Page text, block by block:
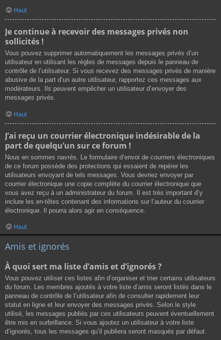
Haut
Je continue à recevoir des messages privés non
sollicités !
Vous pouvez supprimer automatiquement les messages privés d’un
utilisateur en utilisant les règles de messages depuis le panneau de
contrôle de l’utilisateur. Si vous recevez des messages privés de manière
abusive de la part d’un autre utilisateur, rapportez ces messages aux
modérateurs. Ils peuvent empêcher un utilisateur d’envoyer des
messages privés.
Haut
J’ai reçu un courrier électronique indésirable de la
part de quelqu’un sur ce forum !
Nous en sommes navrés. Le formulaire d’envoi de courriers électroniques
de ce forum possède des protections qui essaient de repérer les
utilisateurs envoyant de tels messages. Vous devriez envoyer par
courrier électronique une copie complète du courrier électronique que
vous avez reçu à un administrateur du forum. Il est très important d’y
inclure les en-têtes contenant des informations sur l’auteur du courrier
électronique. Il pourra alors agir en conséquence.
Haut
Amis et ignorés
À quoi sert ma liste d’amis et d’ignorés ?
Vous pouvez utiliser ces listes afin d’organiser et trier certains utilisateurs
du forum. Les membres ajoutés à votre liste d’amis seront listés dans le
panneau de contrôle de l’utilisateur afin de consulter rapidement leur
statut en ligne et leur envoyer des messages privés. Selon le style
utilisé, les messages publiés par ces utilisateurs peuvent éventuellement
être mis en surbrillance. Si vous ajoutez un utilisateur à votre liste
d’ignorés, tous les messages qu’il publiera seront masqués par défaut.